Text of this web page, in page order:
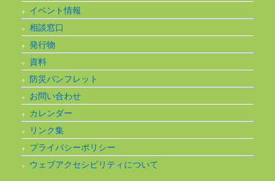
イベント情報
相談窓口
発行物
資料
防災パンフレット
お問い合わせ
カレンダー
リンク集
プライバシーポリシー
ウェブアクセシビリティについて